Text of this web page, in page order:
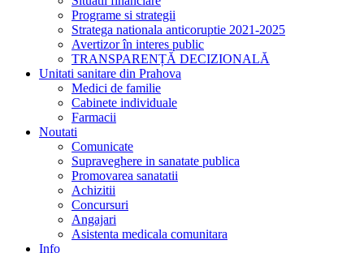
Programe si strategii
Stratega nationala anticoruptie 2021-2025
Avertizor în interes public
TRANSPARENȚĂ DECIZIONALĂ
Unitati sanitare din Prahova
Medici de familie
Cabinete individuale
Farmacii
Noutati
Comunicate
Supraveghere in sanatate publica
Promovarea sanatatii
Achizitii
Concursuri
Angajari
Asistenta medicala comunitara
Info